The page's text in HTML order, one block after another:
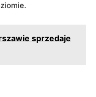
sprzedaje